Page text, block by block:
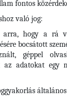
fontos
való jog:
arra, hogy a rá
bocsátott
géppel
az adatokat egy